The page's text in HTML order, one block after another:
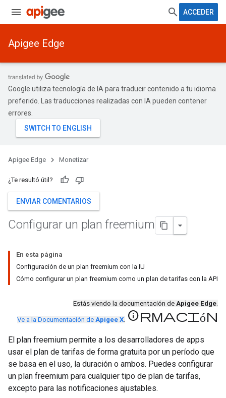
ACCEDER
Apigee Edge
Google utiliza tecnología de IA para traducir contenido a tu idioma
preferido. Las traducciones realizadas con IA pueden contener
errores.
Apigee Edge Monetizar
¿Te resultó útil?
ENVIAR COMENTARIOS
Configurar un plan freemium
En esta página
Configuración de un plan freemium con la IU
Cómo configurar un plan freemium como un plan de tarifas con la API
Estás viendo la documentación de Apigee Edge.
Ve a la Documentación de Apigee X. información
El plan freemium permite a los desarrolladores de apps
usar el plan de tarifas de forma gratuita por un período que
se basa en el uso, la duración o ambos. Puedes configurar
un plan freemium para cualquier tipo de plan de tarifas,
excepto para las notificaciones ajustables.